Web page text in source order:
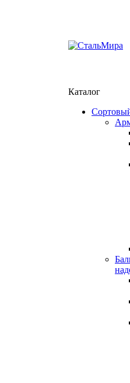
Каталог